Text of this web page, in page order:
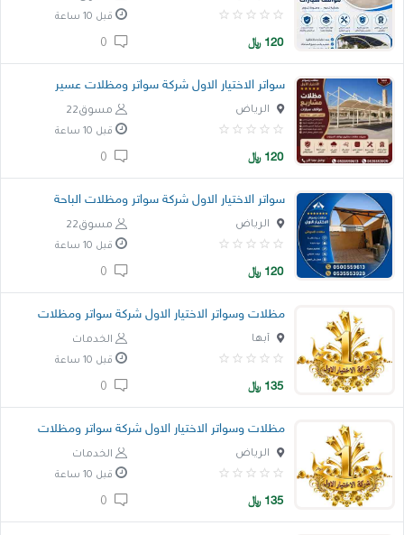
الشروط & السياسات
تسجيل دخول
التسجيل في الموقع
قبل 10 ساعة
120 ﷼
سواتر الاختيار الاول شركة سواتر ومظلات عسير
مسوق22 الرياض
قبل 10 ساعة
120 ﷼
سواتر الاختيار الاول شركة سواتر ومظلات الباحة
مسوق22 الرياض
قبل 10 ساعة
120 ﷼
مظلات وسواتر الاختيار الاول شركة سواتر ومظلات
الخدمات أبها
قبل 10 ساعة
135 ﷼
مظلات وسواتر الاختيار الاول شركة سواتر ومظلات
الخدمات الرياض
قبل 10 ساعة
135 ﷼